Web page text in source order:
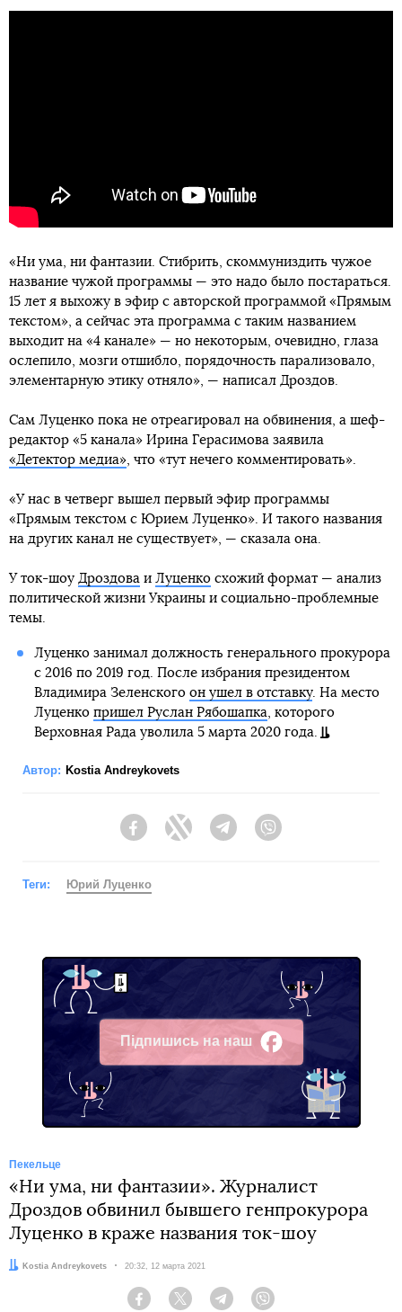
«Ни ума, ни фантазии. Стибрить, скоммуниздить чужое
название чужой программы — это надо было постараться.
15 лет я выхожу в эфир с авторской программой «Прямым
текстом», а сейчас эта программа с таким названием
выходит на «4 канале» — но некоторым, очевидно, глаза
ослепило, мозги отшибло, порядочность парализовало,
элементарную этику отняло», — написал Дроздов.
Сам Луценко пока не отреагировал на обвинения, а шеф-
редактор «5 канала» Ирина Герасимова заявила
«Детектор медиа» , что «тут нечего комментировать».
«У нас в четверг вышел первый эфир программы
«Прямым текстом с Юрием Луценко». И такого названия
на других канал не существует», — сказала она.
У ток-шоу Дроздова и Луценко схожий формат — анализ
политической жизни Украины и социально-проблемные
темы.
Луценко занимал должность генерального прокурора
с 2016 по 2019 год. После избрания президентом
Владимира Зеленского он ушел в отставку. На место
Луценко пришел Руслан Рябошапка , которого
Верховная Рада уволила 5 марта 2020 года.
Автор: Kostia Andreykovets
FacebookTwitter Telegram
Теги: Юрий Луценко
Підпишись на наш
Facebook
Пекельце
«Ни ума, ни фантазии». Журналист
Дроздов обвинил бывшего генпрокурора
Луценко в краже названия ток-шоу
Автор:Kostia Andreykovets Дата:
20:32, 12 марта 2021
Facebook Twitter Telegram